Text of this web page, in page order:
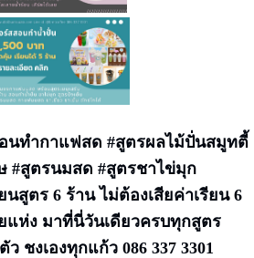
นทำกาแฟสด #สูตรผลไม้ปั่นสมูทตี้
#สูตรนมสด #สูตรชาไข่มุก
นสูตร 6 ร้าน ไม่ต้องเสียค่าเรียน 6
แห่ง มาที่นี่วันเดียวครบทุกสูตร
ชงเองทุกแก้ว 086 337 3301